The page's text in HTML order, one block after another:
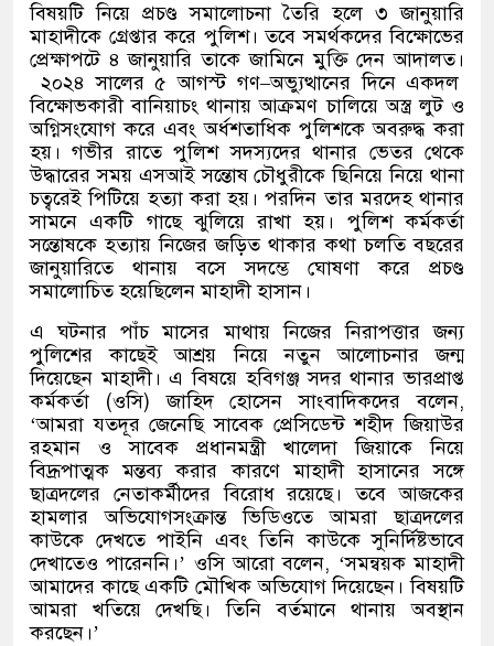
বিষয়টি নিয়ে প্রচণ্ড সমালোচনা তৈরি হলে ৩ জানুয়ারি
মাহাদীকে গ্রেপ্তার করে পুলিশ। তবে সমর্থকদের বিক্ষোভের
প্রেক্ষাপটে ৪ জানুয়ারি তাকে জামিনে মুক্তি দেন আদালত।
২০২৪ সালের ৫ আগস্ট গণ–অভ্যুত্থানের দিনে একদল
বিক্ষোভকারী বানিয়াচং থানায় আক্রমণ চালিয়ে অস্ত্র লুট ও
অগ্নিসংযোগ করে এবং অর্ধশতাধিক পুলিশকে অবরুদ্ধ করা
হয়। গভীর রাতে পুলিশ সদস্যদের থানার ভেতর থেকে
উদ্ধারের সময় এসআই সন্তোষ চৌধুরীকে ছিনিয়ে নিয়ে থানা
চত্বরেই পিটিয়ে হত্যা করা হয়। পরদিন তার মরদেহ থানার
সামনে একটি গাছে ঝুলিয়ে রাখা হয়। পুলিশ কর্মকর্তা
সন্তোষকে হত্যায় নিজের জড়িত থাকার কথা চলতি বছরের
জানুয়ারিতে থানায় বসে সদম্ভে ঘোষণা করে প্রচণ্ড
সমালোচিত হয়েছিলেন মাহাদী হাসান।
এ ঘটনার পাঁচ মাসের মাথায় নিজের নিরাপত্তার জন্য
পুলিশের কাছেই আশ্রয় নিয়ে নতুন আলোচনার জন্ম
দিয়েছেন মাহাদী। এ বিষয়ে হবিগঞ্জ সদর থানার ভারপ্রাপ্ত
কর্মকর্তা(ওসি)জাহিদ হোসেন সাংবাদিকদের বলেন,
‘আমরা যতদূর জেনেছি সাবেক প্রেসিডেন্ট শহীদ জিয়াউর
রহমান ও সাবেক প্রধানমন্ত্রী খালেদা জিয়াকে নিয়ে
বিদ্রূপাত্মক মন্তব্য করার কারণে মাহাদী হাসানের সঙ্গে
ছাত্রদলের নেতাকর্মীদের বিরোধ রয়েছে। তবে আজকের
হামলার অভিযোগসংক্রান্ত ভিডিওতে আমরা ছাত্রদলের
কাউকে দেখতে পাইনি এবং তিনি কাউকে সুনির্দিষ্টভাবে
দেখাতেও পারেননি।’ ওসি আরো বলেন, ‘সমন্বয়ক মাহাদী
আমাদের কাছে একটি মৌখিক অভিযোগ দিয়েছেন। বিষয়টি
আমরা খতিয়ে দেখছি। তিনি বর্তমানে থানায় অবস্থান
করছেন।’